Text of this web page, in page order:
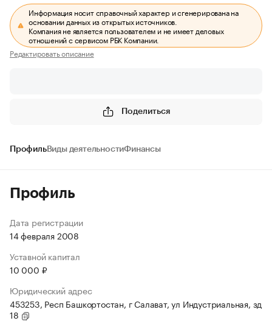
Информация носит справочный характер и сгенерирована на
основании данных из открытых источников.
Компания не является пользователем и не имеет деловых
отношений с сервисом РБК Компании.
Редактировать описание
Поделиться
ПрофильВиды деятельностиФинансы
Профиль
Дата регистрации
14 февраля 2008
Уставной капитал
10 000 ₽
Юридический адрес
453253, Респ Башкортостан, г Салават, ул Индустриальная, зд
18